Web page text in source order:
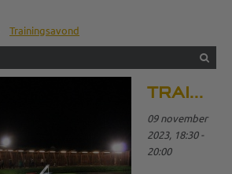
Trainingsavond
TRAININGSAVOND
09 november
2023, 18:30 -
20:00